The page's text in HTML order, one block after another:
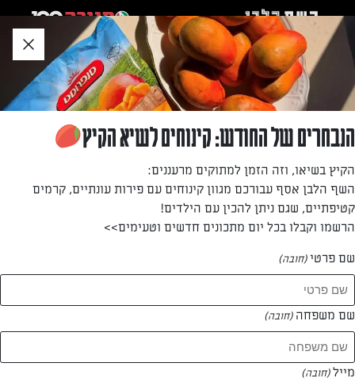
לאזור
תוכן
תחתון
חזרה לעמוד הבית
אושרת חזות
—
המתכונים של
0 מתכונים
הנבחרים של החודש: קינוחים לשיא הקיץ
הקיץ בשיאו, וזה הזמן למתוקים מרעננים:
השף הלבן אסף עבורכם מגוון קינוחים עם פירות עונתיים, קרמים
קטיפתיים, שגם ניתן להכין עם הילדים!
הרשמו וקבלו בכל יום מתכונים חדשים וטעימים>>
שם פרטי(חובה)
שם משפחה (חובה)
מייל(חובה)